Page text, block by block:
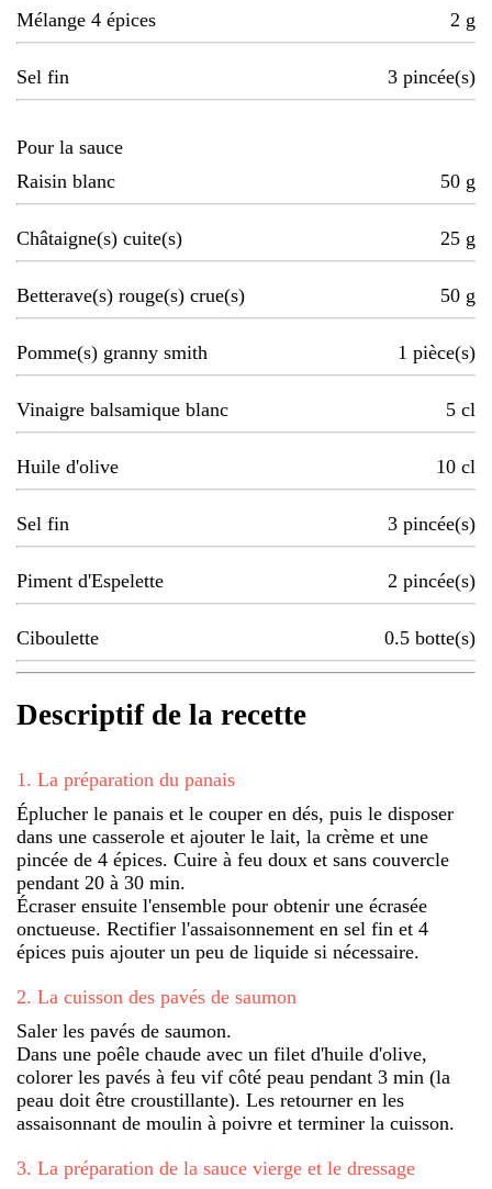
Mélange 4 épices 2 g
Sel fin 3 pincée(s)
Pour la sauce
Raisin blanc
50 g
Châtaigne(s) cuite(s) 25 g
Betterave(s) rouge(s) crue(s) 50 g
Pomme(s) granny smith 1 pièce(s)
Vinaigre balsamique blanc 5 cl
Huile d'olive 10 cl
Sel fin 3 pincée(s)
Piment d'Espelette 2 pincée(s)
Ciboulette 0.5 botte(s)
Descriptif de la recette
1 . La préparation du panais
Éplucher le panais et le couper en dés, puis le disposer
dans une casserole et ajouter le lait, la crème et une
pincée de 4 épices. Cuire à feu doux et sans couvercle
pendant 20 à 30 min.
Écraser ensuite l'ensemble pour obtenir une écrasée
onctueuse. Rectifier l'assaisonnement en sel fin et 4
épices puis ajouter un peu de liquide si nécessaire.
2. La cuisson des pavés de saumon
Saler les pavés de saumon.
Dans une poêle chaude avec un filet d'huile d'olive,
colorer les pavés à feu vif côté peau pendant 3 min (la
peau doit être croustillante). Les retourner en les
assaisonnant de moulin à poivre et terminer la cuisson.
3. La préparation de la sauce vierge et le dressage